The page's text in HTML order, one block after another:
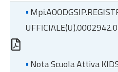
▪
▪Nota Scuola Attiva